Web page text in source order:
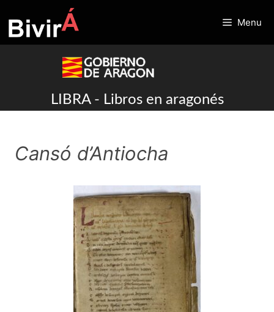
to
content
Menu
LIBRA - Libros en aragonés
Cansó d’Antiocha